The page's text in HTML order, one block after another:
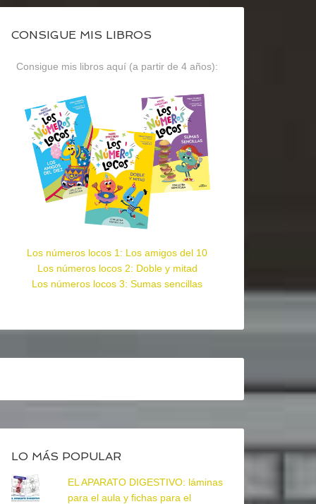
CONSIGUE MIS LIBROS
Consigue mis libros aquí (a partir de 4 años):
Los números locos 1: Los amigos del 10
Los números locos 2: Doble y mitad
Los números locos 3: Sumas sencillas
LO MÁS POPULAR
EL APARATO DIGESTIVO: láminas
para el aula y fichas para el